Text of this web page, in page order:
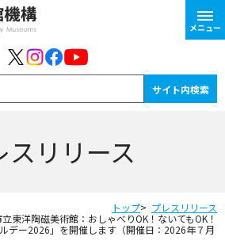
メニュー
スリリース
トップ
プレスリリース
立東洋陶磁美術館：おしゃべりOK！ないてもOK！
ルデー2026」を開催します（開催日：2026年７月